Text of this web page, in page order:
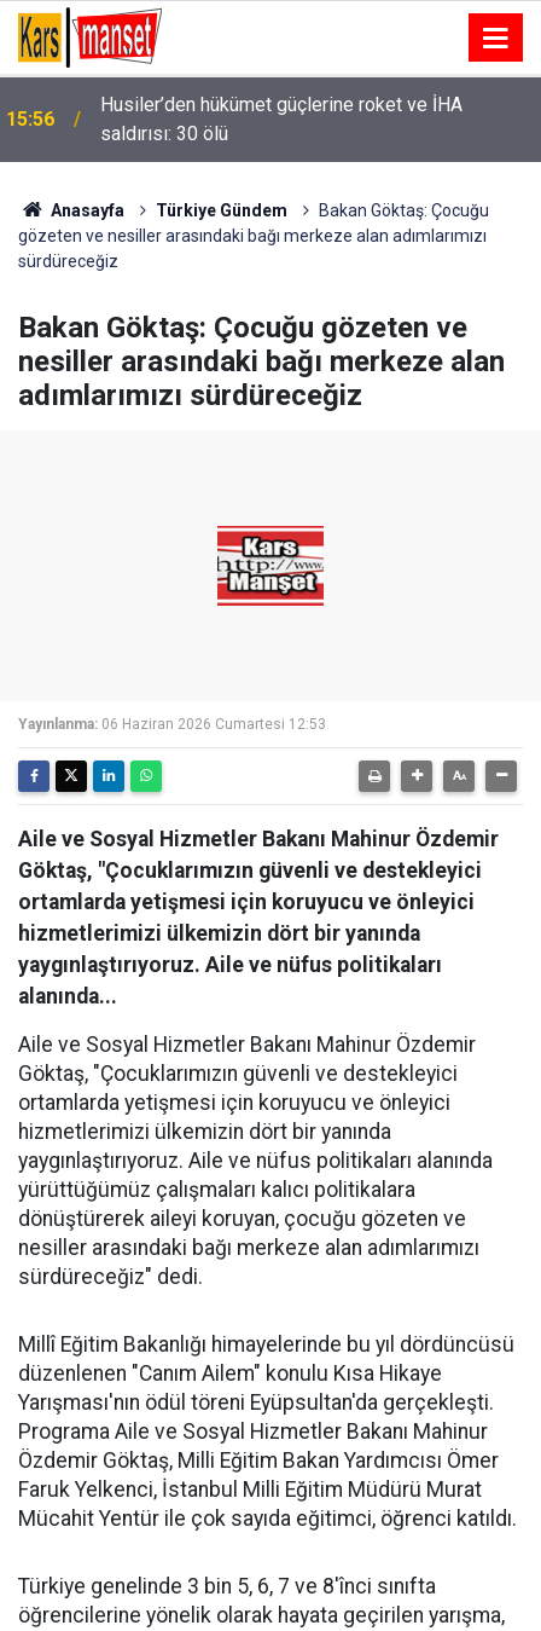
15:55
Erzincan polisinden semt pazarında dolandırıcılık
ve sahte para uyarısı
Anasayfa Türkiye Gündem
Bakan Göktaş: Çocuğu
gözeten ve nesiller arasındaki bağı merkeze alan adımlarımızı
sürdüreceğiz
Bakan Göktaş: Çocuğu gözeten ve
nesiller arasındaki bağı merkeze alan
adımlarımızı sürdüreceğiz
Yayınlanma: 06 Haziran 2026 Cumartesi 12:53
Aile ve Sosyal Hizmetler Bakanı Mahinur Özdemir
Göktaş, "Çocuklarımızın güvenli ve destekleyici
ortamlarda yetişmesi için koruyucu ve önleyici
hizmetlerimizi ülkemizin dört bir yanında
yaygınlaştırıyoruz. Aile ve nüfus politikaları
alanında...
Aile ve Sosyal Hizmetler Bakanı Mahinur Özdemir
Göktaş, "Çocuklarımızın güvenli ve destekleyici
ortamlarda yetişmesi için koruyucu ve önleyici
hizmetlerimizi ülkemizin dört bir yanında
yaygınlaştırıyoruz. Aile ve nüfus politikaları alanında
yürüttüğümüz çalışmaları kalıcı politikalara
dönüştürerek aileyi koruyan, çocuğu gözeten ve
nesiller arasındaki bağı merkeze alan adımlarımızı
sürdüreceğiz" dedi.
Millî Eğitim Bakanlığı himayelerinde bu yıl dördüncüsü
düzenlenen "Canım Ailem" konulu Kısa Hikaye
Yarışması'nın ödül töreni Eyüpsultan'da gerçekleşti.
Programa Aile ve Sosyal Hizmetler Bakanı Mahinur
Özdemir Göktaş, Milli Eğitim Bakan Yardımcısı Ömer
Faruk Yelkenci, İstanbul Milli Eğitim Müdürü Murat
Mücahit Yentür ile çok sayıda eğitimci, öğrenci katıldı.
Türkiye genelinde 3 bin 5, 6, 7 ve 8'înci sınıfta
öğrencilerine yönelik olarak hayata geçirilen yarışma,